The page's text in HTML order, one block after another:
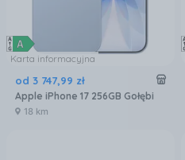
Karta informacyjna
od 3 747,99 zł
Apple iPhone 17 256GB Gołębi
18 km